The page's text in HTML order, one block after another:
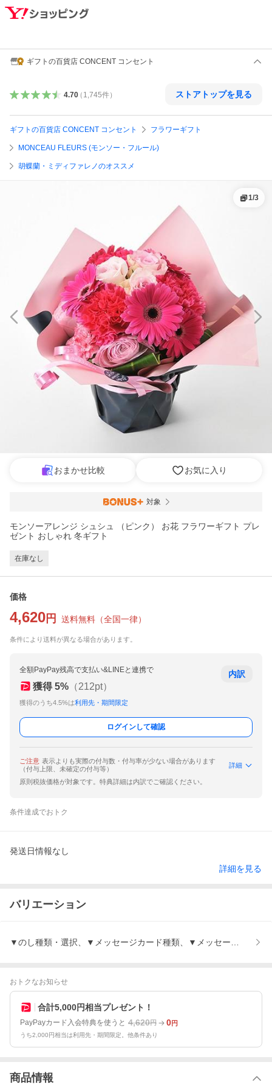
ギフトの百貨店 CONCENT コンセント
4.70（ 1,745件） ストアトップを見る
ギフトの百貨店 CONCENT コンセント フラワーギフト
MONCEAU FLEURS (モンソー・フルール)
胡蝶蘭・ミディファレノのオススメ
1/3
おまかせ比較 お気に入り
対象
モンソーアレンジ シュシュ （ピンク） お花 フラワーギフト プレ
ゼント おしゃれ 冬ギフト
在庫なし
価格
4,620 円 送料無料 （全国一律）
条件により送料が異なる場合があります。
全額PayPay残高で支払い&LINEと連携で
獲得 5% （212pt）
獲得のうち4.5%は利用先・期間限定
内訳
ログインして確認
ご注意 表示よりも実際の付与数・付与率が少ない場合があります
（付与上限、未確定の付与等）
詳細
原則税抜価格が対象です。特典詳細は内訳でご確認ください。
条件達成でおトク
発送日情報なし
詳細を見る
バリエーション
▼のし種類・選択、▼メッセージカード種類、▼メッセージカード
おトクなお知らせ
合計5,000円相当プレゼント！
PayPayカード入会特典を使うと 4,620円 0円
うち2,000円相当は利用先・期間限定。他条件あり
商品情報